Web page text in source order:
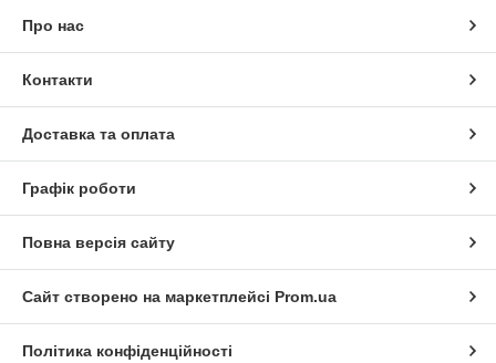
Про нас
Контакти
Доставка та оплата
Графік роботи
Повна версія сайту
Сайт створено на маркетплейсі Prom.ua
Політика конфіденційності